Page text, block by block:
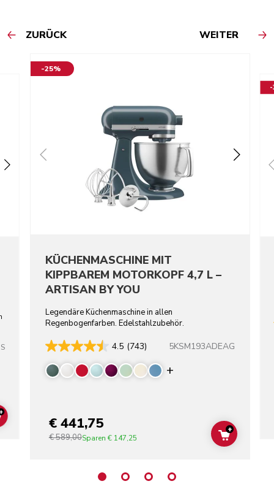
ZURÜCK WEITER
ADD TO CART
-25%
KÜCHENMASCHINE MIT
KIPPBAREM MOTORKOPF 4,7 L –
ARTISAN BY YOU
Legendäre Küchenmaschine in allen
Regenbogenfarben. Edelstahlzubehör.
4.5 (743) 5KSM193ADEAG
Display more
€ 441,75
€ 589,00Sparen € 147,25 ADD TO
+
-